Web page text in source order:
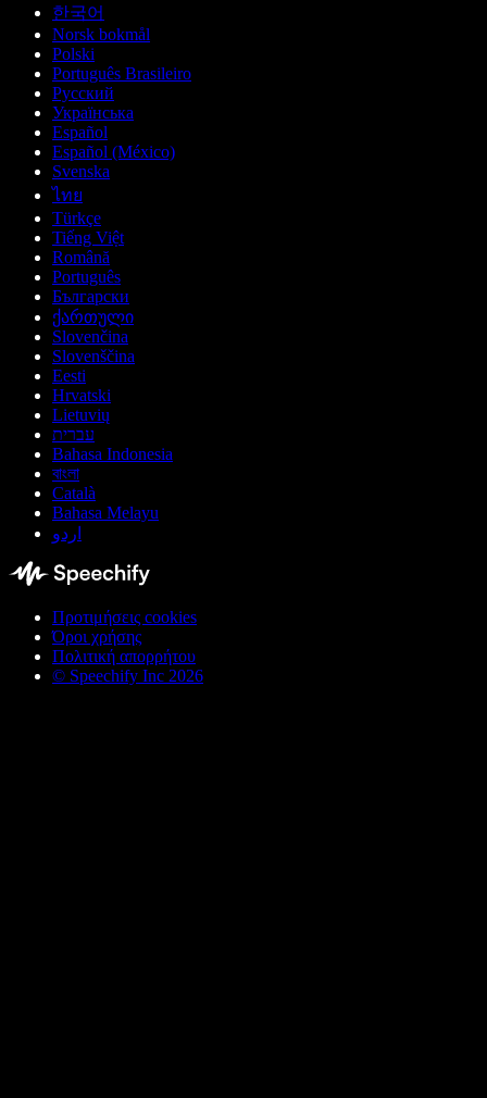
한국어
Norsk bokmål
Polski
Português Brasileiro
Русский
Українська
Español
Español (México)
Svenska
ไทย
Türkçe
Tiếng Việt
Română
Português
Български
ქართული
Slovenčina
Slovenščina
Eesti
Hrvatski
Lietuvių
עברית
Bahasa Indonesia
বাংলা
Català
Bahasa Melayu
اردو
Προτιμήσεις cookies
Όροι χρήσης
Πολιτική απορρήτου
© Speechify Inc 2026